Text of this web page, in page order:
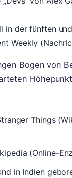
in der fünften
Weekly
Bogen von
Things
(Online-
in Indien